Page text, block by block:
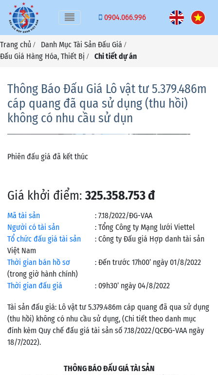
Toggle navigation
0904.066.996
Trang chủ / Danh Mục Tài Sản Đấu Giá /
Đấu Giá Hàng Hóa, Thiết Bị / Chi tiết dự án
Thông Báo Đấu Giá Lô vật tư 5.379.486m
cáp quang đã qua sử dụng (thu hồi)
không có nhu cầu sử dụn
Phiên đấu giá đã kết thúc
Giá khởi điểm: 325.358.753 đ
Mã tài sản : 7.18/2022/ĐG-VAA
Người có tài sản
: Tổng Công ty Mạng lưới Viettel
Tổ chức đấu giá tài sản
: Công ty Đấu giá Hợp danh tài sản
Việt Nam
Thời gian bán hồ sơ
: Đến trước 17h00’ ngày 01/8/2022
(trong giờ hành chính)
Thời gian đấu giá
: 09h30’ ngày 04/8/2022
Tài sản đấu giá: Lô vật tư 5.379.486m cáp quang đã qua sử dụng
(thu hồi) không có nhu cầu sử dụng, (Chi tiết theo danh mục
đính kèm Quy chế đấu giá tài sản số 7.18/2022/QCĐG-VAA ngày
18/7/2022).
THÔNG BÁO ĐẤU GIÁ TÀI SẢN